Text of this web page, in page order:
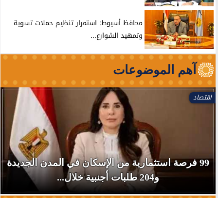
محافظ أسيوط: استمرار تنظيم حملات تسوية
وتمهيد الشوارع...
آهم الموضوعات
اقتصاد
99 فرصة استثمارية من الإسكان في المدن الجديدة
و204 طلبات أجنبية خلال...